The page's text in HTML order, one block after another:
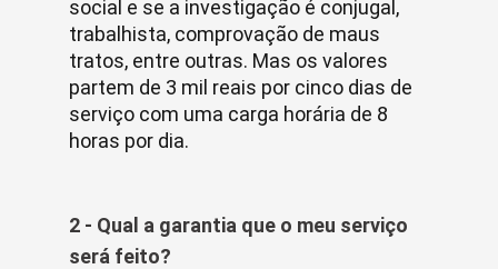
social e se a investigação é conjugal,
trabalhista, comprovação de maus
tratos, entre outras. Mas os valores
partem de 3 mil reais por cinco dias de
serviço com uma carga horária de 8
horas por dia.
2 - Qual a garantia que o meu serviço
será feito?